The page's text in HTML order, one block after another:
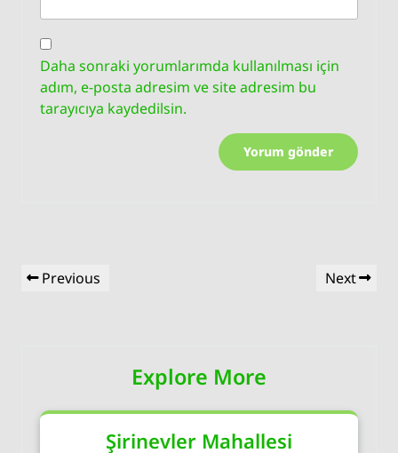
Daha sonraki yorumlarımda kullanılması için
adım, e-posta adresim ve site adresim bu
tarayıcıya kaydedilsin.
Yazı
gezinmesi
Previous
Previous
Next
Next
Explore More
Şirinevler Mahallesi